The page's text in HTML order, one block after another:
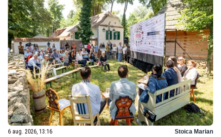
6 aug. 2026, 13:16 Stoica Marian